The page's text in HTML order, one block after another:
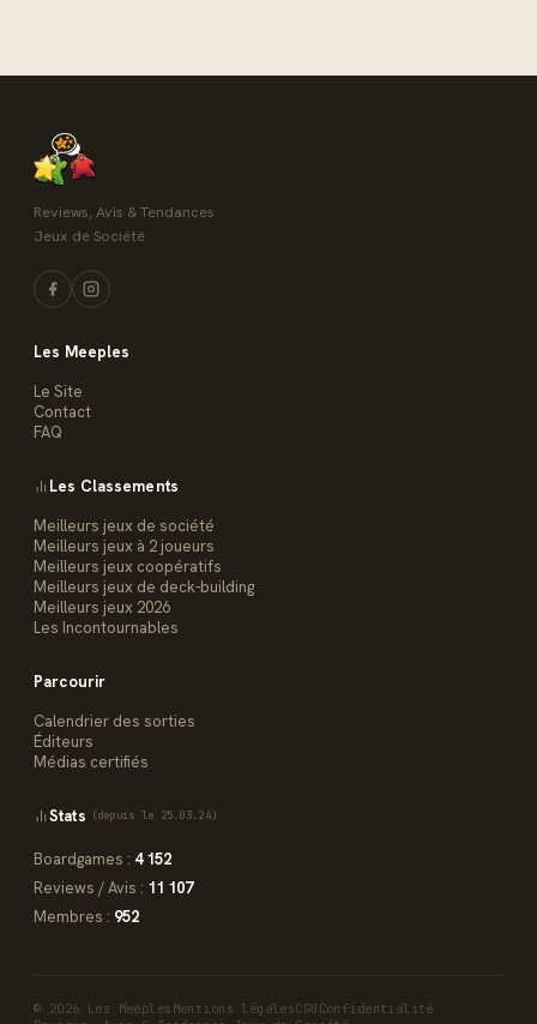
Reviews, Avis & Tendances
Jeux de Société
Les Meeples
Le Site
Contact
FAQ
Les Classements
Meilleurs jeux de société
Meilleurs jeux à 2 joueurs
Meilleurs jeux coopératifs
Meilleurs jeux de deck-building
Meilleurs jeux 2026
Les Incontournables
Parcourir
Calendrier des sorties
Éditeurs
Médias certifiés
Stats (depuis le 25.03.24)
Boardgames : 4 152
Reviews / Avis : 11 107
Membres : 952
© 2026 Les Meeples Mentions légalesCGU Confidentialité